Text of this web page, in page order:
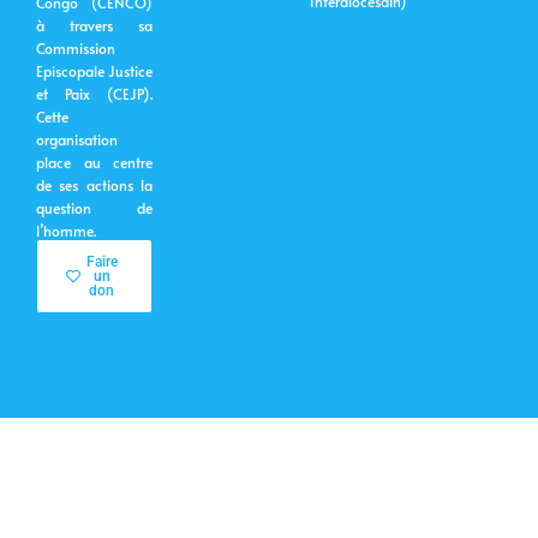
à travers sa
Commission
Episcopale Justice
et Paix (CEJP).
Cette
organisation
place au centre
de ses actions la
question de
l’homme.
Faire
un
don